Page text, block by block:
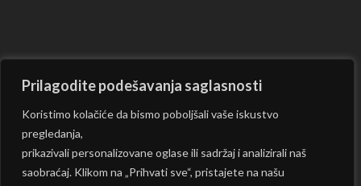
Prilagodite podešavanja saglasnosti
Koristimo kolačiće da bismo poboljšali vaše iskustvo
pregledanja,
prikazivali personalizovane oglase ili sadržaj i analizirali naš
saobraćaj. Klikom na „Prihvati sve“, pristajete na našu